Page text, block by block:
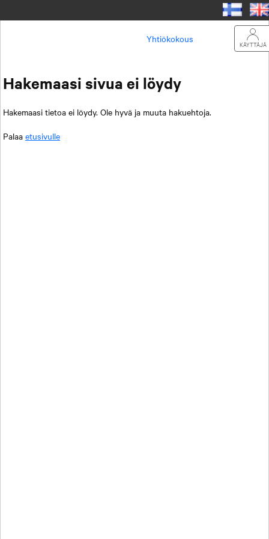
KÄYTTÄJÄ
Yhtiökokous
Hakemaasi sivua ei löydy
Hakemaasi tietoa ei löydy. Ole hyvä ja muuta hakuehtoja.
Palaa etusivulle